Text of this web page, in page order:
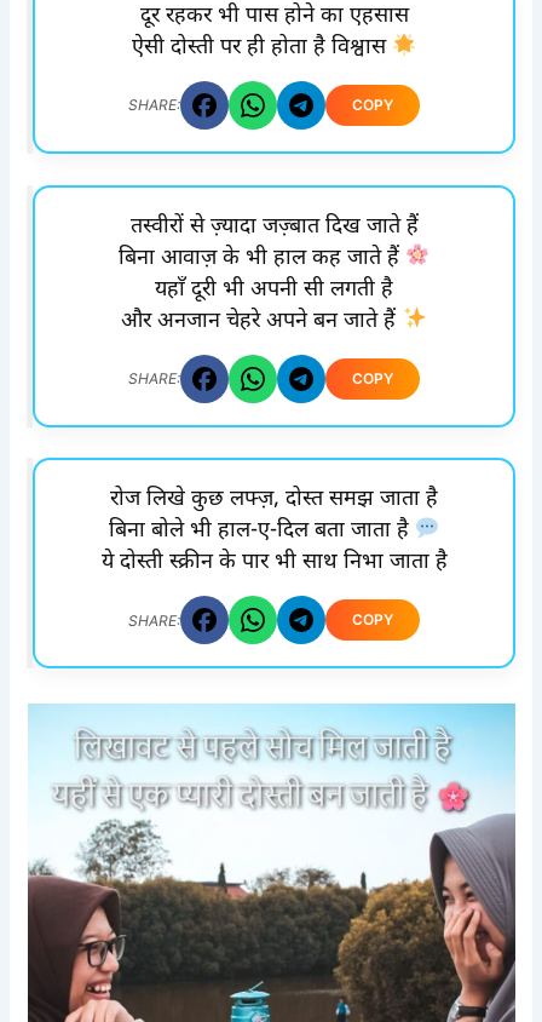
दूर रहकर भी पास होने का एहसास
ऐसी दोस्ती पर ही होता है विश्वास
SHARE: COPY
तस्वीरों से ज़्यादा जज़्बात दिख जाते हैं
बिना आवाज़ के भी हाल कह जाते हैं
यहाँ दूरी भी अपनी सी लगती है
और अनजान चेहरे अपने बन जाते हैं
SHARE: COPY
रोज लिखे कुछ लफ्ज़, दोस्त समझ जाता है
बिना बोले भी हाल-ए-दिल बता जाता है
ये दोस्ती स्क्रीन के पार भी साथ निभा जाता है
SHARE: COPY